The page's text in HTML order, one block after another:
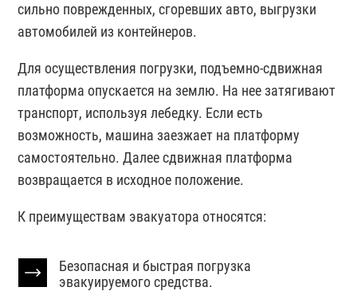
сильно поврежденных, сгоревших авто, выгрузки
автомобилей из контейнеров.
Для осуществления погрузки, подъемно-сдвижная
платформа опускается на землю. На нее затягивают
транспорт, используя лебедку. Если есть
возможность, машина заезжает на платформу
самостоятельно. Далее сдвижная платформа
возвращается в исходное положение.
К преимуществам эвакуатора относятся:
Безопасная и быстрая погрузка
эвакуируемого средства.